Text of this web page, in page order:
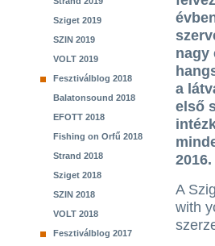
Sziget 2019
SZIN 2019
VOLT 2019
Fesztiválblog 2018
Balatonsound 2018
EFOTT 2018
Fishing on Orfű 2018
Strand 2018
Sziget 2018
SZIN 2018
VOLT 2018
Fesztiválblog 2017
nagy
a
első
A
with